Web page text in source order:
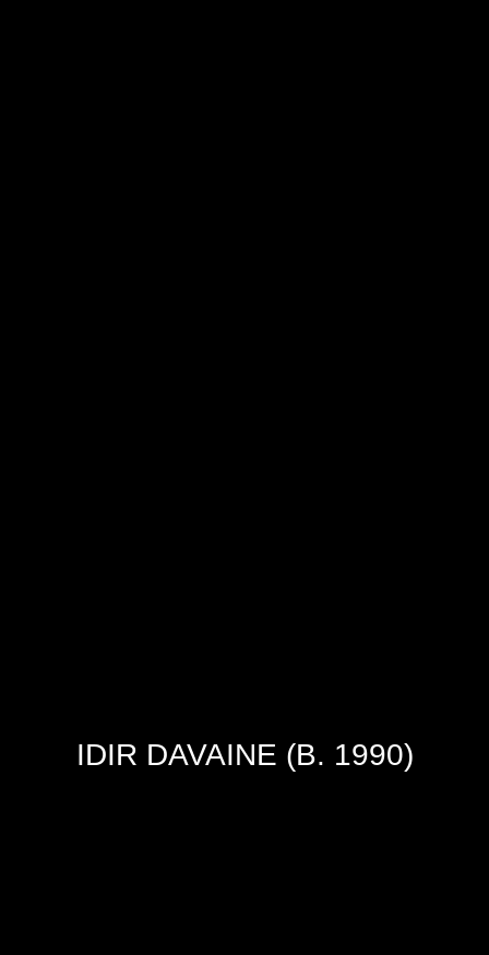
IDIR DAVAINE (B. 1990)